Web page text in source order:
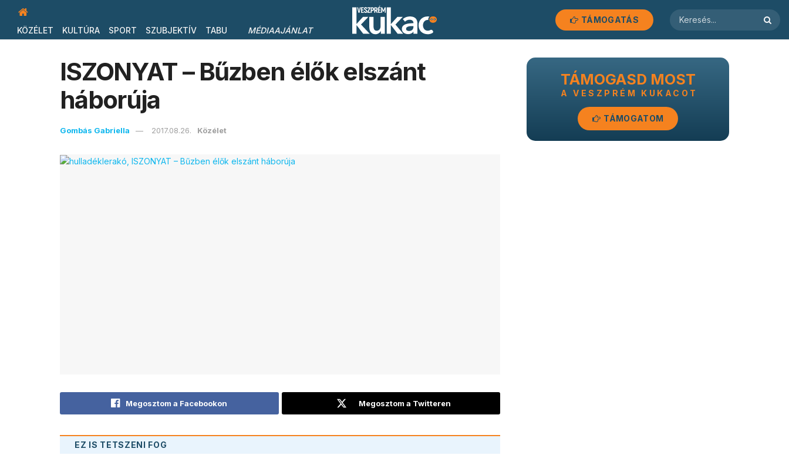
KÖZÉLET KULTÚRA SPORT SZUBJEKTÍV TABU MÉDIAAJÁNLAT
TÁMOGATÁS
ISZONYAT – Bűzben élők elszánt
háborúja
Gombás Gabriella 2017.08.26. Közélet
Megosztom a Facebookon Megosztom a Twitteren
EZ IS TETSZENI FOG
TÁMOGASD MOST
A VESZPRÉM KUKACOT
TÁMOGATOM